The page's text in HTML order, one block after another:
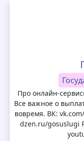
Про онлайн-
Все важное о
вовремя. ВК:
dzen.ru/gosuslugi